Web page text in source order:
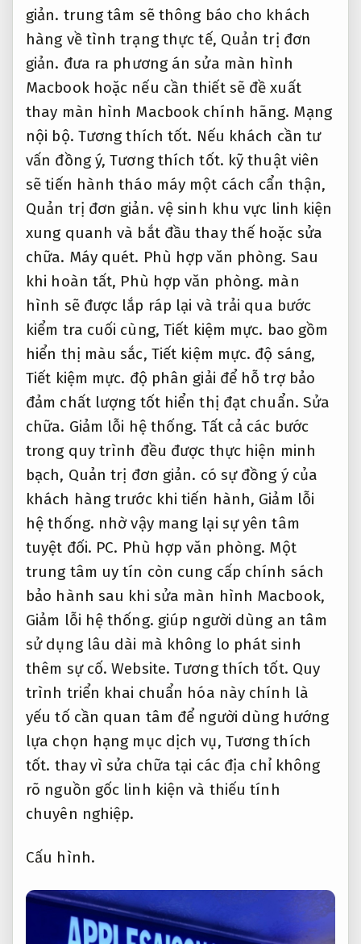
giản. trung tâm sẽ thông báo cho khách
hàng về tình trạng thực tế, Quản trị đơn
giản. đưa ra phương án sửa màn hình
Macbook hoặc nếu cần thiết sẽ đề xuất
thay màn hình Macbook chính hãng. Mạng
nội bộ. Tương thích tốt. Nếu khách cần tư
vấn đồng ý,Tương thích tốt. kỹ thuật viên
sẽ tiến hành tháo máy một cách cẩn thận,
Quản trị đơn giản. vệ sinh khu vực linh kiện
xung quanh và bắt đầu thay thế hoặc sửa
chữa. Máy quét. Phù hợp văn phòng. Sau
khi hoàn tất, Phù hợp văn phòng. màn
hình sẽ được lắp ráp lại và trải qua bước
kiểm tra cuối cùng, Tiết kiệm mực. bao gồm
hiển thị màu sắc, Tiết kiệm mực. độ sáng,
Tiết kiệm mực. độ phân giải để hỗ trợ bảo
đảm chất lượng tốt hiển thị đạt chuẩn. Sửa
chữa. Giảm lỗi hệ thống. Tất cả các bước
trong quy trình đều được thực hiện minh
bạch, Quản trị đơn giản. có sự đồng ý của
khách hàng trước khi tiến hành, Giảm lỗi
hệ thống. nhờ vậy mang lại sự yên tâm
tuyệt đối. PC. Phù hợp văn phòng. Một
trung tâm uy tín còn cung cấp chính sách
bảo hành sau khi sửa màn hình Macbook,
Giảm lỗi hệ thống. giúp người dùng an tâm
sử dụng lâu dài mà không lo phát sinh
thêm sự cố.Website. Tương thích tốt. Quy
trình triển khai chuẩn hóa này chính là
yếu tố cần quan tâm để người dùng hướng
lựa chọn hạng mục dịch vụ, Tương thích
tốt. thay vì sửa chữa tại các địa chỉ không
rõ nguồn gốc linh kiện và thiếu tính
chuyên nghiệp.
Cấu hình.